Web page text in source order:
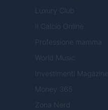
Luxury Club
Il Calcio Online
Professione mamma
World Music
Investimenti Magazine
Money 365
Zona Nerd